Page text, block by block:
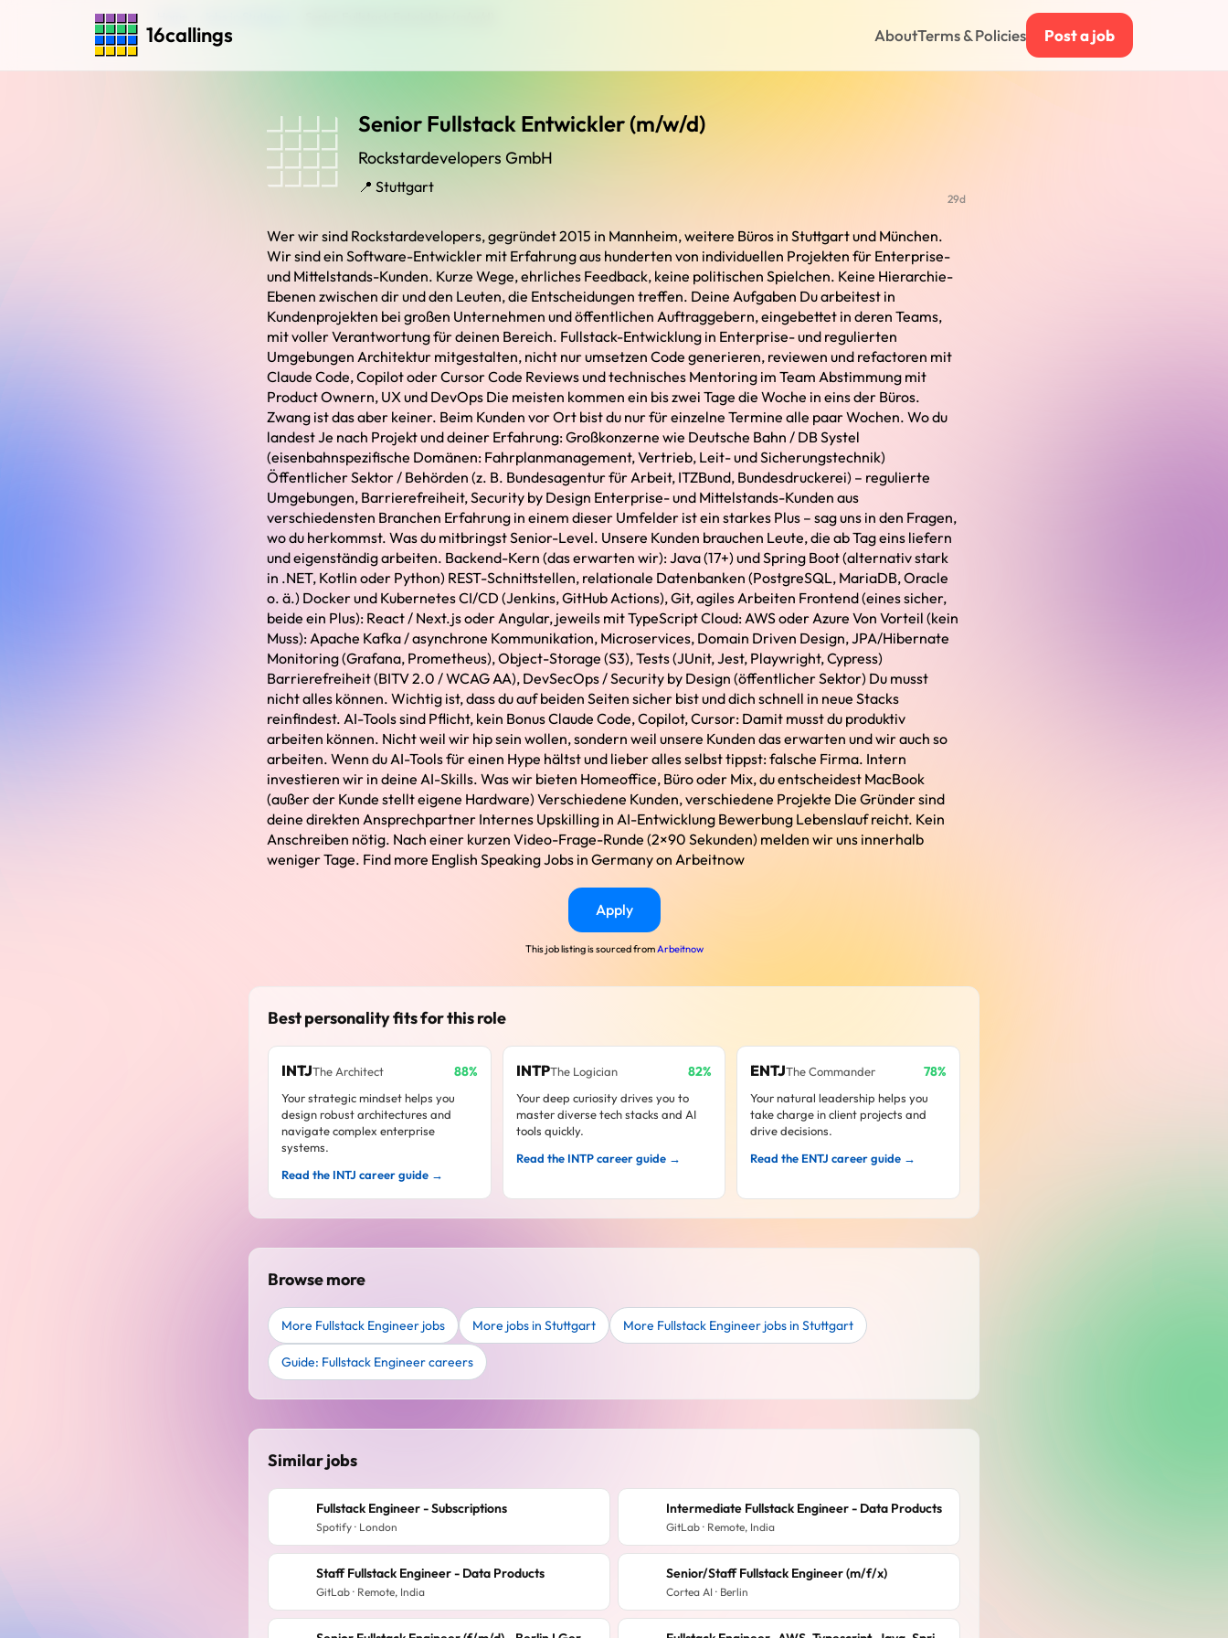
16callings AboutTerms & Policies Post a job
Senior Fullstack Entwickler (m/w/d)
Rockstardevelopers GmbH
📍 Stuttgart
29d
Wer wir sind Rockstardevelopers, gegründet 2015 in Mannheim, weitere Büros in Stuttgart und München.
Wir sind ein Software-Entwickler mit Erfahrung aus hunderten von individuellen Projekten für Enterprise-
und Mittelstands-Kunden. Kurze Wege, ehrliches Feedback, keine politischen Spielchen. Keine Hierarchie-
Ebenen zwischen dir und den Leuten, die Entscheidungen treffen. Deine Aufgaben Du arbeitest in
Kundenprojekten bei großen Unternehmen und öffentlichen Auftraggebern, eingebettet in deren Teams,
mit voller Verantwortung für deinen Bereich. Fullstack-Entwicklung in Enterprise- und regulierten
Umgebungen Architektur mitgestalten, nicht nur umsetzen Code generieren, reviewen und refactoren mit
Claude Code, Copilot oder Cursor Code Reviews und technisches Mentoring im Team Abstimmung mit
Product Ownern, UX und DevOps Die meisten kommen ein bis zwei Tage die Woche in eins der Büros.
Zwang ist das aber keiner. Beim Kunden vor Ort bist du nur für einzelne Termine alle paar Wochen. Wo du
landest Je nach Projekt und deiner Erfahrung: Großkonzerne wie Deutsche Bahn / DB Systel
(eisenbahnspezifische Domänen: Fahrplanmanagement, Vertrieb, Leit- und Sicherungstechnik)
Öffentlicher Sektor / Behörden (z. B. Bundesagentur für Arbeit, ITZBund, Bundesdruckerei) – regulierte
Umgebungen, Barrierefreiheit, Security by Design Enterprise- und Mittelstands-Kunden aus
verschiedensten Branchen Erfahrung in einem dieser Umfelder ist ein starkes Plus – sag uns in den Fragen,
wo du herkommst. Was du mitbringst Senior-Level. Unsere Kunden brauchen Leute, die ab Tag eins liefern
und eigenständig arbeiten. Backend-Kern (das erwarten wir): Java (17+) und Spring Boot (alternativ stark
in .NET, Kotlin oder Python) REST-Schnittstellen, relationale Datenbanken (PostgreSQL, MariaDB, Oracle
o. ä.) Docker und Kubernetes CI/CD (Jenkins, GitHub Actions), Git, agiles Arbeiten Frontend (eines sicher,
beide ein Plus): React / Next.js oder Angular, jeweils mit TypeScript Cloud: AWS oder Azure Von Vorteil (kein
Muss): Apache Kafka / asynchrone Kommunikation, Microservices, Domain Driven Design, JPA/Hibernate
Monitoring (Grafana, Prometheus), Object-Storage (S3), Tests (JUnit, Jest, Playwright, Cypress)
Barrierefreiheit (BITV 2.0 / WCAG AA), DevSecOps / Security by Design (öffentlicher Sektor) Du musst
nicht alles können. Wichtig ist, dass du auf beiden Seiten sicher bist und dich schnell in neue Stacks
reinfindest. AI-Tools sind Pflicht, kein Bonus Claude Code, Copilot, Cursor: Damit musst du produktiv
arbeiten können. Nicht weil wir hip sein wollen, sondern weil unsere Kunden das erwarten und wir auch so
arbeiten. Wenn du AI-Tools für einen Hype hältst und lieber alles selbst tippst: falsche Firma. Intern
investieren wir in deine AI-Skills. Was wir bieten Homeoffice, Büro oder Mix, du entscheidest MacBook
(außer der Kunde stellt eigene Hardware) Verschiedene Kunden, verschiedene Projekte Die Gründer sind
deine direkten Ansprechpartner Internes Upskilling in AI-Entwicklung Bewerbung Lebenslauf reicht. Kein
Anschreiben nötig. Nach einer kurzen Video-Frage-Runde (2×90 Sekunden) melden wir uns innerhalb
weniger Tage. Find more English Speaking Jobs in Germany on Arbeitnow
Apply
This job listing is sourced fromArbeitnow
Best personality fits for this role
INTJThe Architect 88%
Your strategic mindset helps you
design robust architectures and
navigate complex enterprise
systems.
Read the INTJ career guide →
INTPThe Logician 82%
Your deep curiosity drives you to
master diverse tech stacks and AI
tools quickly.
Read the INTP career guide →
ENTJThe Commander 78%
Your natural leadership helps you
take charge in client projects and
drive decisions.
Read the ENTJ career guide →
Browse more
More Fullstack Engineer jobs More jobs in Stuttgart More Fullstack Engineer jobs in Stuttgart
Guide: Fullstack Engineer careers
Similar jobs
Fullstack Engineer - Subscriptions
Spotify · London
Intermediate Fullstack Engineer - Data Products
GitLab · Remote, India
Staff Fullstack Engineer - Data Products
GitLab · Remote, India
Senior/Staff Fullstack Engineer (m/f/x)
Cortea AI · Berlin